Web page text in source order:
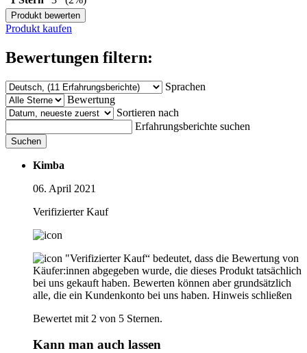
Produkt bewerten
Produkt kaufen
Bewertungen filtern:
Sprachen
Bewertung
Sortieren nach
Erfahrungsberichte suchen
Suchen
Kimba
06. April 2021
Verifizierter Kauf
"Verifizierter Kauf“ bedeutet, dass die Bewertung von
Käufer:innen abgegeben wurde, die dieses Produkt tatsächlich
bei uns gekauft haben. Bewerten können aber grundsätzlich
alle, die ein Kundenkonto bei uns haben. Hinweis schließen
Bewertet mit 2 von 5 Sternen.
Kann man auch lassen